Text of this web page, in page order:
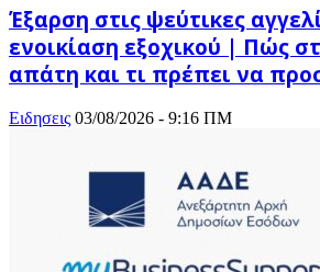
Έξαρση στις ψεύτικες
ενοικίαση εξοχικού | Πώς
απάτη και τι πρέπει να
Ειδησεις 03/08/2026 - 9:16 ΠΜ